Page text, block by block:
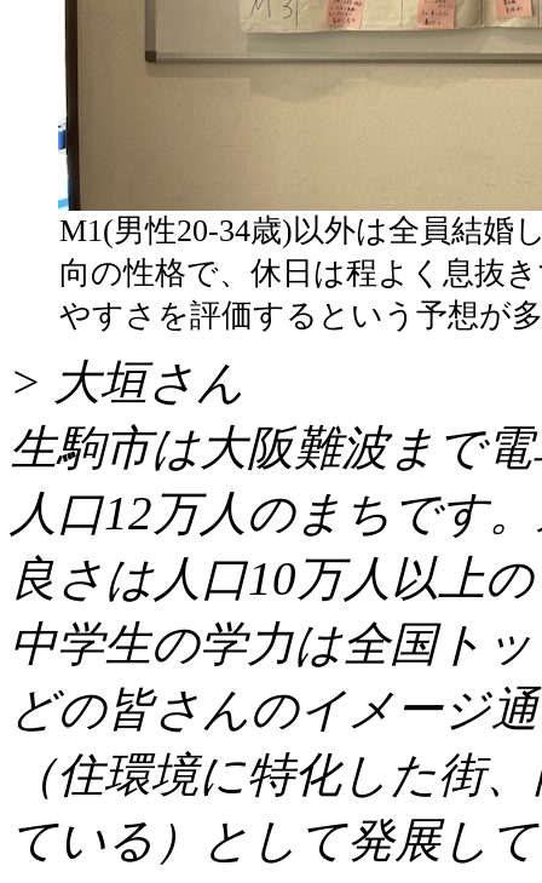
M1(男性20-34歳)以外は全員結婚
向の性格で、休日は程よく息抜
やすさを評価するという予想が
> 大垣さん
生駒市は大阪難波まで
人口12万人のまちです
良さは人口10万人以上
中学生の学力は全国ト
どの皆さんのイメージ
（住環境に特化した街
ている）として発展し